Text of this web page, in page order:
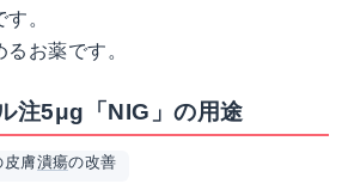
。
お薬です。
注5μg「NIG」の用途
皮膚潰瘍の改善